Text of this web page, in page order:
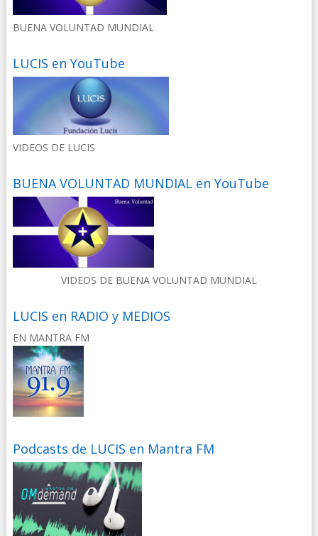
BUENA VOLUNTAD MUNDIAL
LUCIS en YouTube
VIDEOS DE LUCIS
BUENA VOLUNTAD MUNDIAL en YouTube
VIDEOS DE BUENA VOLUNTAD MUNDIAL
LUCIS en RADIO y MEDIOS
EN MANTRA FM
Podcasts de LUCIS en Mantra FM